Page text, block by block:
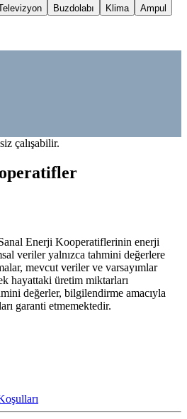
Buzdolabı Klima Ampul
çalışabilir.
Enerji Kooperatiflerinin enerji
veriler yalnızca tahmini değerlere
mevcut veriler ve varsayımlar
hayattaki üretim miktarları
değerler, bilgilendirme amacıyla
garanti etmemektedir.